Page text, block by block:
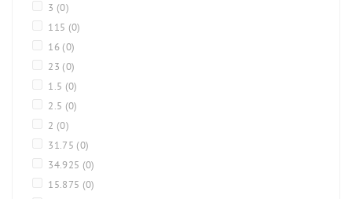
3 (0)
115 (0)
16 (0)
23 (0)
1.5 (0)
2.5 (0)
2 (0)
31.75 (0)
34.925 (0)
15.875 (0)